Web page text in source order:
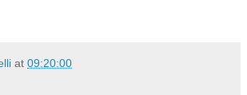
at 09:20:00